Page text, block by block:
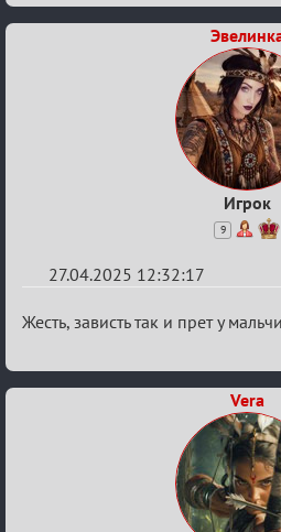
Игрок
9
27.04.2025 12:32:17
Re:
о
Жесть, зависть так и прет у
Vera